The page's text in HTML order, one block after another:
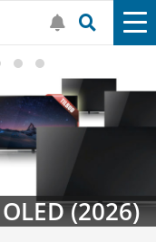
(2026)